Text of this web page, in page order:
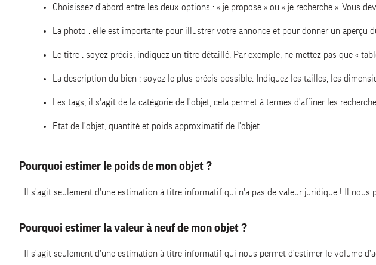
Choisissez d'abord entre les deux options : « je propose » ou « je recherche ». Vous
La photo : elle est importante pour illustrer votre annonce et pour donner un aperçu
Le titre : soyez précis, indiquez un titre détaillé. Par exemple, ne mettez pas que «
La description du bien : soyez le plus précis possible. Indiquez les tailles, les
Les tags, il s'agit de la catégorie de l'objet, cela permet à termes d'affiner les
Etat de l'objet, quantité et poids approximatif de l'objet.
Pourquoi estimer le poids de mon objet ?
Il s'agit seulement d'une estimation à titre informatif qui n'a pas de valeur juridique ! Il nous
Pourquoi estimer la valeur à neuf de mon objet ?
Il s'agit seulement d'une estimation à titre informatif qui nous permet d'estimer le volume